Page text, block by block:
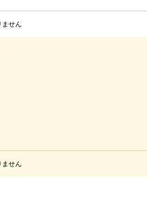
ません
ません